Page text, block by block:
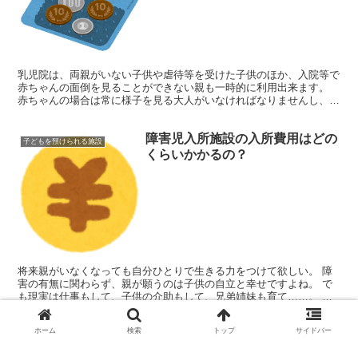
乳児院は、両親がいない子供や虐待等を受けた子供のほか、入院等で
赤ちゃんの面倒を見ることができない親も一時的に利用出来ます。
赤ちゃんの場合は常に様子を見る大人がいなければなりませんし、保
子どもを預けられる施設
障害児入所施設の入所費用はどの
くらいかかるの？
将来親がいなくなっても自分ひとりで生きる力をつけて欲しい。 障
害の有無に関わらず、親が願うのは子供の自立と幸せですよね。 で
も現実は仕事もして、子供の介助もして、兄弟姉妹も育て……。 自
分だけではどうにもならなくて、自分以外の大人の手や施設...
子供を障害児入所施設に入所させ
ホーム 検索 トップ サイドバー